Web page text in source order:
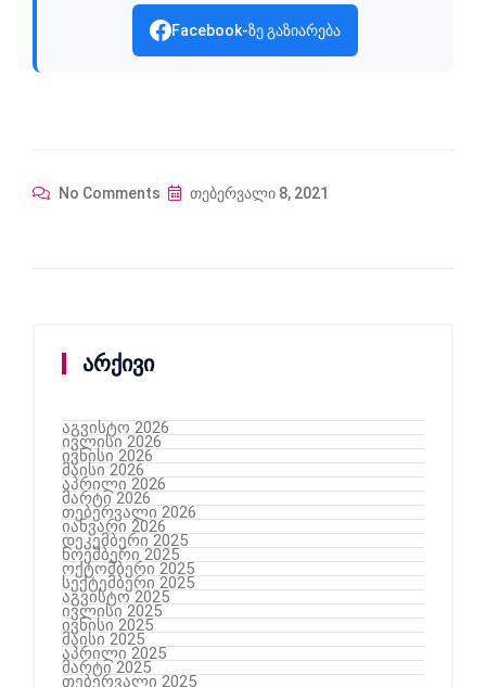
Facebook-ზე გაზიარება
No Comments თებერვალი 8, 2021
არქივი
აგვისტო 2026
ივლისი 2026
ივნისი 2026
მაისი 2026
აპრილი 2026
მარტი 2026
თებერვალი 2026
იანვარი 2026
დეკემბერი 2025
ნოემბერი 2025
ოქტომბერი 2025
სექტემბერი 2025
აგვისტო 2025
ივლისი 2025
ივნისი 2025
მაისი 2025
აპრილი 2025
მარტი 2025
თებერვალი 2025